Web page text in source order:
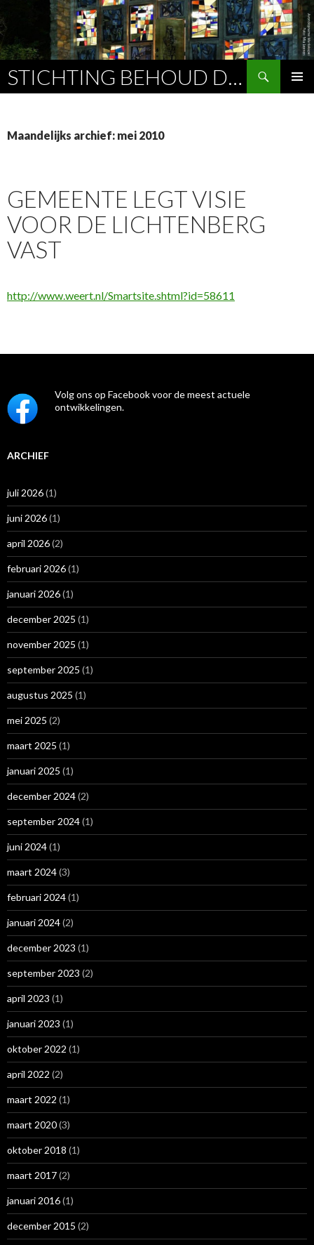
STICHTING BEHOUD DE LICHTENBERG
Zoeken
SPRING
Maandelijks archief: mei 2010
GEMEENTE LEGT VISIE
VOOR DE LICHTENBERG
VAST
http://www.weert.nl/Smartsite.shtml?id=58611
Volg ons op Facebook voor de meest actuele
ontwikkelingen.
ARCHIEF
juli 2026(1)
juni 2026(1)
april 2026(2)
februari 2026(1)
januari 2026(1)
december 2025 (1)
november 2025 (1)
september 2025 (1)
augustus 2025 (1)
mei 2025 (2)
maart 2025 (1)
januari 2025 (1)
december 2024(2)
september 2024(1)
juni 2024(1)
maart 2024(3)
februari 2024(1)
januari 2024(2)
december 2023 (1)
september 2023 (2)
april 2023 (1)
januari 2023 (1)
oktober 2022 (1)
april 2022 (2)
maart 2022 (1)
maart 2020(3)
oktober 2018 (1)
maart 2017(2)
januari 2016(1)
december 2015 (2)